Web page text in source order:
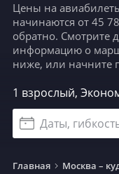
Цены на
начинаются от 45
обратно. Смотрите
информацию о
ниже, или начните
1 взрослый,
Даты,
Главная Москва –